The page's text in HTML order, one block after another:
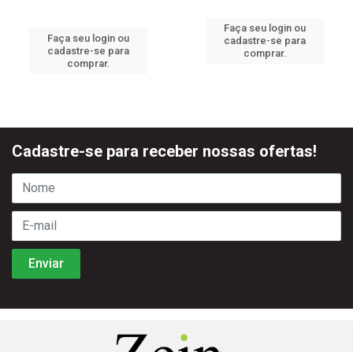
Faça seu login ou
cadastre-se para
comprar.
Faça seu login ou
cadastre-se para
comprar.
Cadastre-se para receber nossas ofertas!